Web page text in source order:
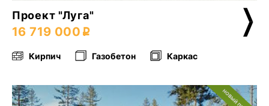
Проект "Луга"
16 719 000
Кирпич Газобетон Каркас